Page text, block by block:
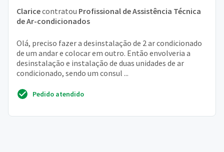
Claricecontratou Profissional de Assistência Técnica
de Ar-condicionados
Olá, preciso fazer a desinstalação de 2 ar condicionado
de um andar e colocar em outro. Então envolveria a
desinstalação e instalação de duas unidades de ar
condicionado, sendo um consul ...
Pedido atendido